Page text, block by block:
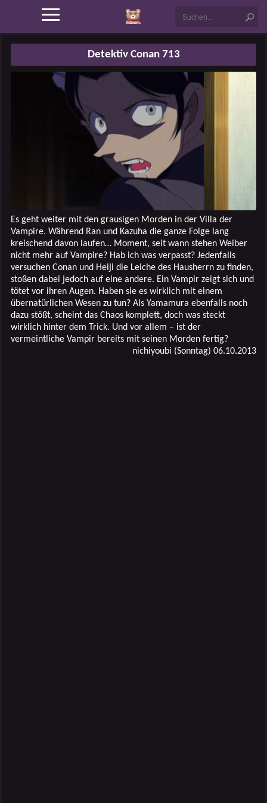
Detektiv Conan 713
Es geht weiter mit den grausigen Morden in der Villa der
Vampire. Während Ran und Kazuha die ganze Folge lang
kreischend davon laufen… Moment, seit wann stehen Weiber
nicht mehr auf Vampire? Hab ich was verpasst? Jedenfalls
versuchen Conan und Heiji die Leiche des Hausherrn zu finden,
stoßen dabei jedoch auf eine andere. Ein Vampir zeigt sich und
tötet vor ihren Augen. Haben sie es wirklich mit einem
übernatürlichen Wesen zu tun? Als Yamamura ebenfalls noch
dazu stößt, scheint das Chaos komplett, doch was steckt
wirklich hinter dem Trick. Und vor allem – ist der
vermeintliche Vampir bereits mit seinen Morden fertig?
nichiyoubi (Sonntag) 06.10.2013